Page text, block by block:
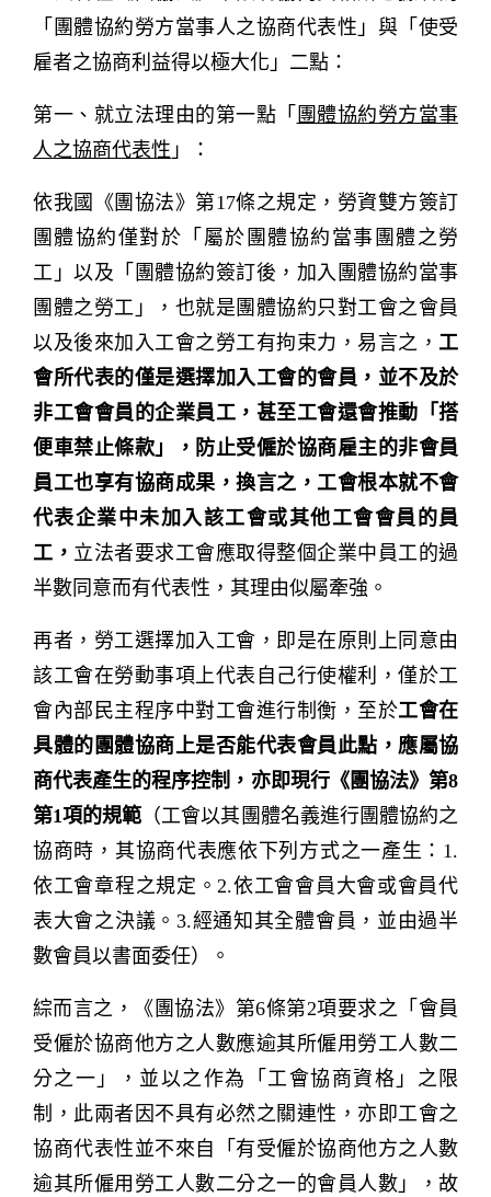
「團體協約勞方當事人之協商代表性」與「使受
雇者之協商利益得以極大化」二點：
第一、就立法理由的第一點「 團體協約勞方當事
人之協商代表性 」：
依我國《團協法》第17條之規定，勞資雙方簽訂
團體協約僅對於「屬於團體協約當事團體之勞
工」以及「團體協約簽訂後，加入團體協約當事
團體之勞工」，也就是團體協約只對工會之會員
以及後來加入工會之勞工有拘束力，易言之， 工
會所代表的僅是選擇加入工會的會員，並不及於
非工會會員的企業員工，甚至工會還會推動「搭
便車禁止條款」，防止受僱於協商雇主的非會員
員工也享有協商成果，換言之，工會根本就不會
代表企業中未加入該工會或其他工會會員的員
工， 立法者要求工會應取得整個企業中員工的過
半數同意而有代表性，其理由似屬牽強。
再者，勞工選擇加入工會，即是在原則上同意由
該工會在勞動事項上代表自己行使權利，僅於工
會內部民主程序中對工會進行制衡，至於工會在
具體的團體協商上是否能代表會員此點，應屬協
商代表產生的程序控制，亦即現行《團協法》第8
第1項的規範 （工會以其團體名義進行團體協約之
協商時，其協商代表應依下列方式之一產生：1.
依工會章程之規定。2.依工會會員大會或會員代
表大會之決議。3.經通知其全體會員，並由過半
數會員以書面委任）。
綜而言之，《團協法》第6條第2項要求之「會員
受僱於協商他方之人數應逾其所僱用勞工人數二
分之一」，並以之作為「工會協商資格」之限
制，此兩者因不具有必然之關連性，亦即工會之
協商代表性並不來自「有受僱於協商他方之人數
逾其所僱用勞工人數二分之一的會員人數」，故